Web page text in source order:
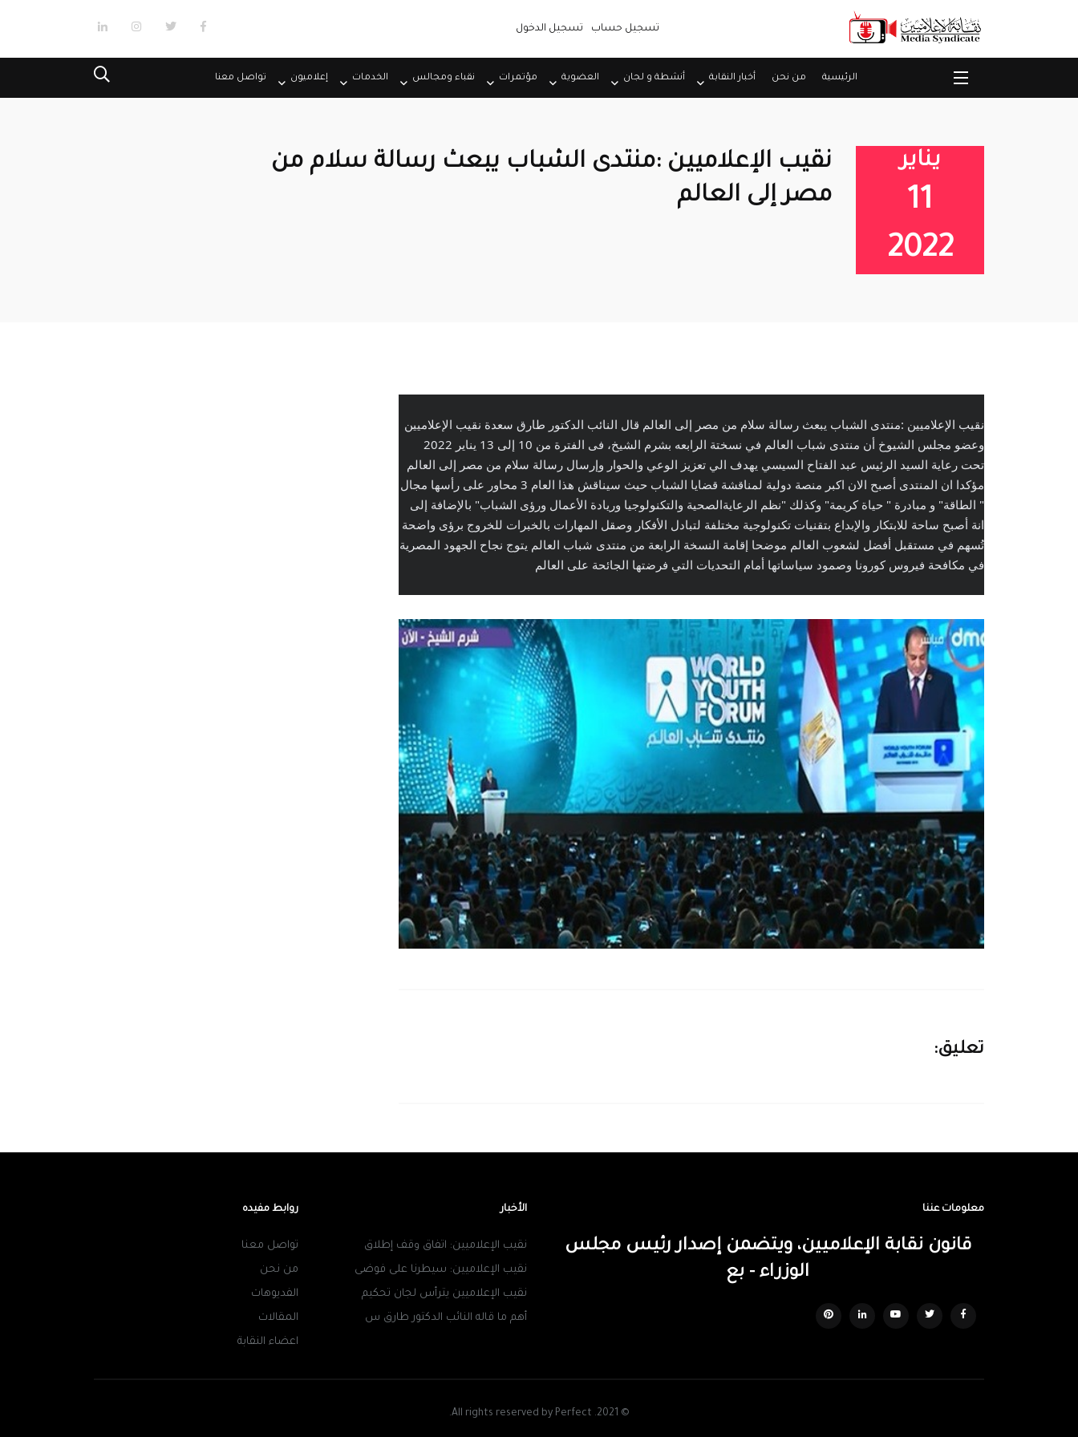
تسجيل حساب تسجيل الدخول
الرئيسية من نحن أخبار النقابة أنشطة و لجان العضوية مؤتمرات نقباء ومجالس الخدمات إعلاميون تواصل معنا
يناير
11
2022
نقيب الإعلاميين :منتدى الشباب يبعث رسالة سلام من
مصر إلى العالم
في مكافحة فيروس كورونا وصمود سياساتها أمام التحديات التي فرضتها الجائحة على العالم
تعليق:
معلومات عننا
قانون نقابة الإعلاميين، ويتضمن إصدار رئيس مجلس
الوزراء - بع
الأخبار
نقيب الإعلاميين: اتفاق وقف إطلاق
نقيب الإعلاميين: سيطرنا على فوضى
نقيب الإعلاميين يترأس لجان تحكيم
أهم ما قاله النائب الدكتور طارق س
روابط مفيده
تواصل معنا
من نحن
الفديوهات
المقالات
اعضاء النقابة
© 2021. All rights reserved by Perfect.